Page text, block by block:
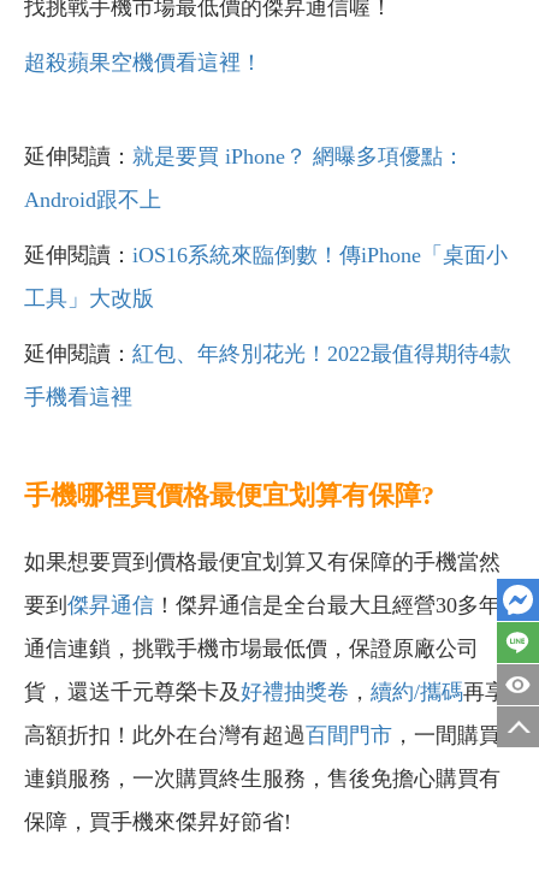
找挑戰手機市場最低價的傑昇通信喔！
超殺蘋果空機價看這裡！
延伸閱讀： 就是要買 iPhone？ 網曝多項優點：
Android跟不上
延伸閱讀： iOS16系統來臨倒數！傳iPhone「桌面小
工具」大改版
延伸閱讀： 紅包、年終別花光！2022最值得期待4款
手機看這裡
手機哪裡買價格最便宜划算有保障?
如果想要買到價格最便宜划算又有保障的手機當然
要到 傑昇通信 ！傑昇通信是全台最大且經營30多年
通信連鎖，挑戰手機市場最低價，保證原廠公司
貨，還送千元尊榮卡及好禮抽獎卷 ， 續約/攜碼再享
高額折扣！此外在台灣有超過百間門市 ，一間購買
連鎖服務，一次購買終生服務，售後免擔心購買有
保障，買手機來傑昇好節省!